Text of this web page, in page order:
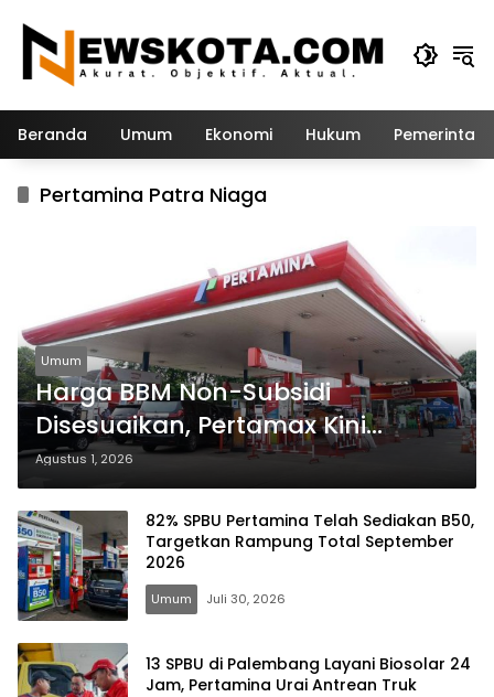
konten
Beranda Umum Ekonomi Hukum
Pertamina Patra Niaga
Umum
Harga BBM Non-Subsidi
Disesuaikan, Pertamax Kini
Dibanderol Rp15.950 per Liter
Agustus 1, 2026
82% SPBU Pertamina Telah Sediakan B50,
Targetkan Rampung Total September
2026
Umum Juli 30, 2026
13 SPBU di Palembang Layani Biosolar 24
Jam, Pertamina Urai Antrean Truk